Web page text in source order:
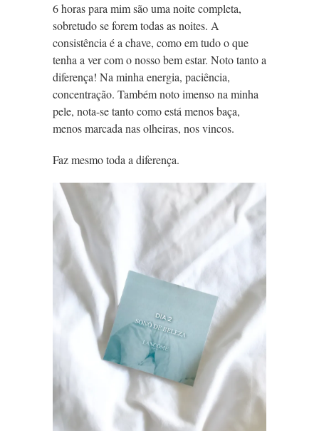
6 horas para mim são uma noite completa,
sobretudo se forem todas as noites. A
consistência é a chave, como em tudo o que
tenha a ver com o nosso bem estar. Noto tanto a
diferença! Na minha energia, paciência,
concentração. Também noto imenso na minha
pele, nota-se tanto como está menos baça,
menos marcada nas olheiras, nos vincos.
Faz mesmo toda a diferença.